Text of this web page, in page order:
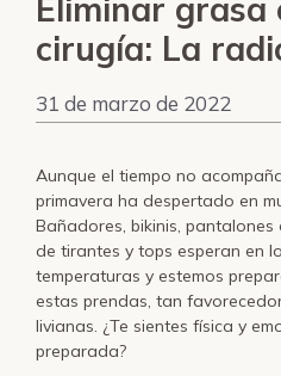
Eliminar grasa
cirugía: La
31 de marzo de 2022
Aunque el tiempo no
primavera ha despertado en
Bañadores, bikinis,
de tirantes y tops esperan en
temperaturas y estemos
estas prendas, tan
livianas. ¿Te sientes física y
preparada?